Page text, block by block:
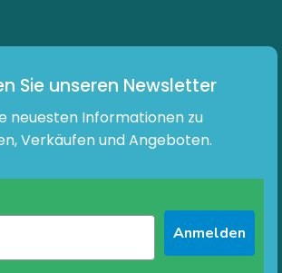
Sie unseren Newsletter
neuesten Informationen zu
Verkäufen und Angeboten.
Anmelden